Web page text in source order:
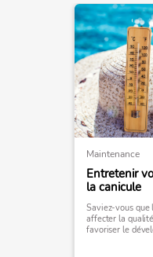
Maintenance
Entretenir
la canicule
Saviez-vous que
affecter la
favoriser le